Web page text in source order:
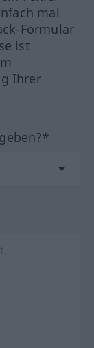
mal
Formular
ist
Ihrer